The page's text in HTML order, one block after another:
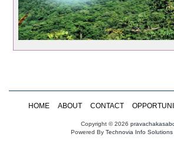
HOME ABOUT CONTACT
Copyright © 2026
Powered ByTechnovia Info Solutions